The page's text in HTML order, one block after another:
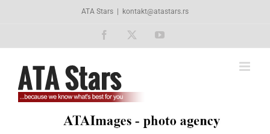
ATA Stars kontakt@atastars.rs
Facebook YouTube